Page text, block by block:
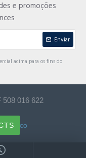
e promoções
Enviar
acima para os fins do
508 016 622